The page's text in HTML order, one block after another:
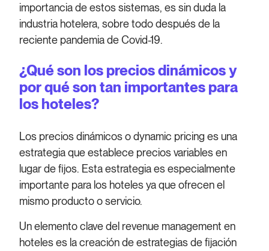
importancia de estos sistemas, es sin duda la
industria hotelera, sobre todo después de la
reciente pandemia de Covid-19.
¿Qué son los precios dinámicos y
por qué son tan importantes para
los hoteles?
Los precios dinámicos o dynamic pricing es una
estrategia que establece precios variables en
lugar de fijos. Esta estrategia es especialmente
importante para los hoteles ya que ofrecen el
mismo producto o servicio.
Un elemento clave del revenue management en
hoteles es la creación de estrategias de fijación